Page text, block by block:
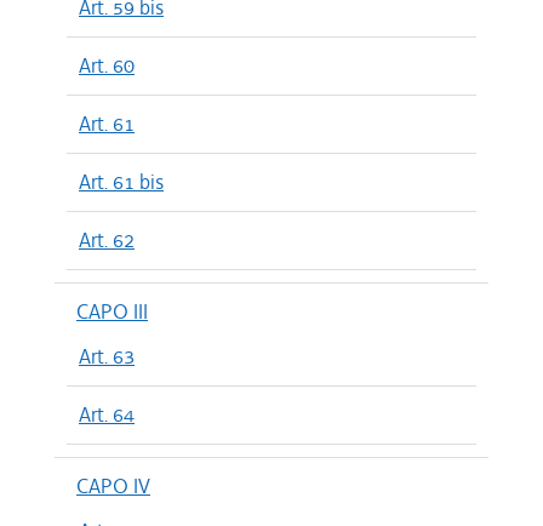
Art. 59 bis
Art. 60
Art. 61
Art. 61 bis
Art. 62
CAPO III
Art. 63
Art. 64
CAPO IV